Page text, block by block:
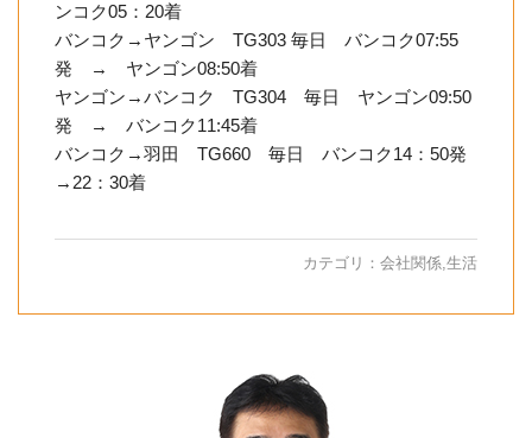
ンコク05：20着
バンコク→ヤンゴン TG303 毎日 バンコク07:55
発 → ヤンゴン08:50着
ヤンゴン→バンコク TG304 毎日 ヤンゴン09:50
発 → バンコク11:45着
バンコク→羽田 TG660 毎日 バンコク14：50発
→22：30着
カテゴリ： 会社関係 生活